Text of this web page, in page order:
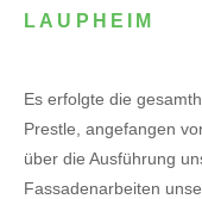
LAUPHEIM
Es erfolgte die
Prestle, angefangen
über die Ausführung
Fassadenarbeiten